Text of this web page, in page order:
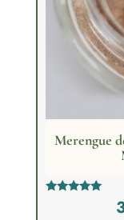
Merengue